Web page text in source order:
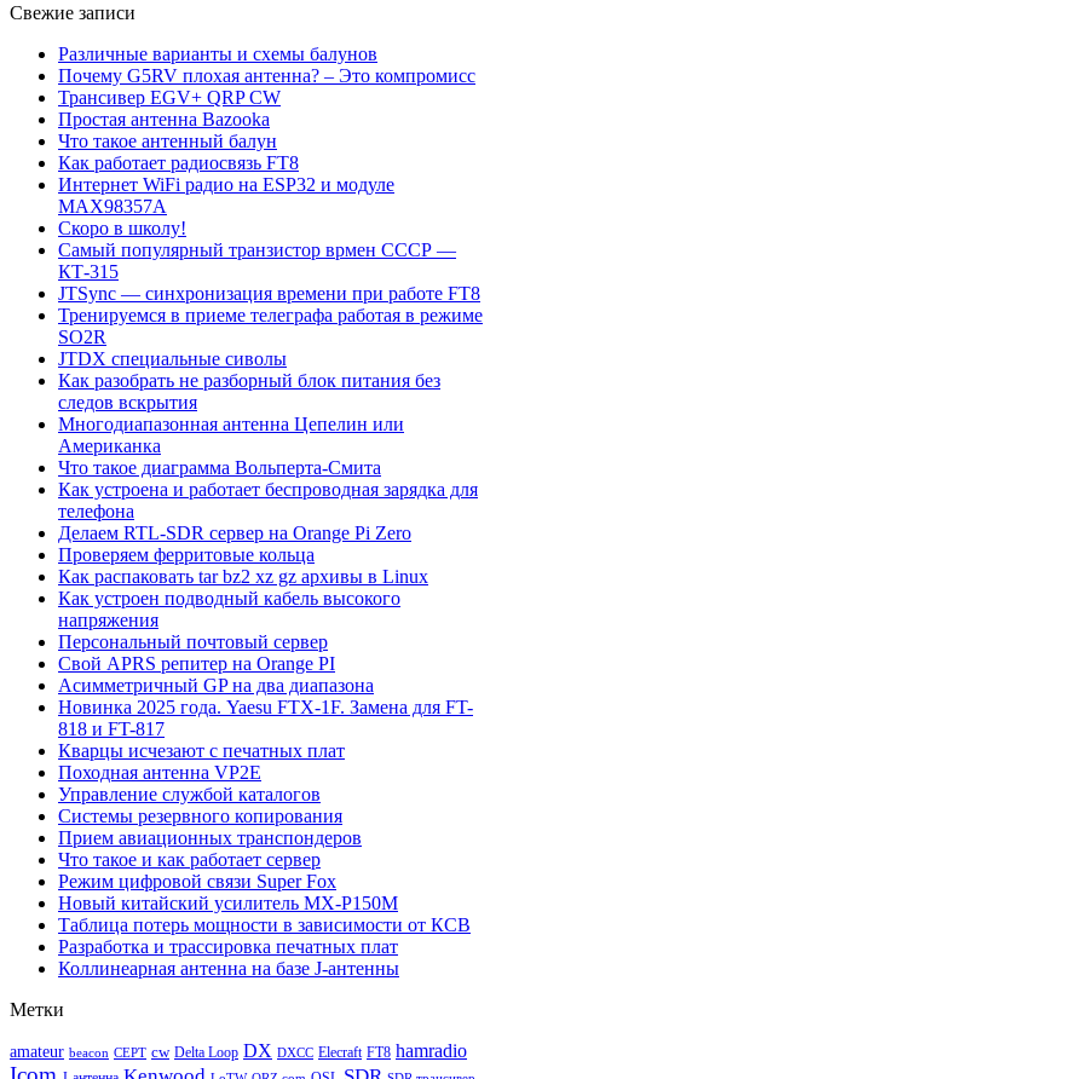
Свежие записи
Различные варианты и схемы балунов
Почему G5RV плохая антенна? – Это компромисс
Трансивер EGV+ QRP CW
Простая антенна Bazooka
Что такое антенный балун
Как работает радиосвязь FT8
Интернет WiFi радио на ESP32 и модуле
MAX98357A
Скоро в школу!
Самый популярный транзистор врмен СССР —
КТ-315
JTSync — синхронизация времени при работе FT8
Тренируемся в приеме телеграфа работая в режиме
SO2R
JTDX специальные сиволы
Как разобрать не разборный блок питания без
следов вскрытия
Многодиапазонная антенна Цепелин или
Американка
Что такое диаграмма Вольперта-Смита
Как устроена и работает беспроводная зарядка для
телефона
Делаем RTL-SDR сервер на Orange Pi Zero
Проверяем ферритовые кольца
Как распаковать tar bz2 xz gz архивы в Linux
Как устроен подводный кабель высокого
напряжения
Персональный почтовый сервер
Свой APRS репитер на Orange PI
Асимметричный GP на два диапазона
Новинка 2025 года. Yaesu FTX-1F. Замена для FT-
818 и FT-817
Кварцы исчезают с печатных плат
Походная антенна VP2E
Управление службой каталогов
Системы резервного копирования
Прием авиационных транспондеров
Что такое и как работает сервер
Режим цифровой связи Super Fox
Новый китайский усилитель MX-P150M
Таблица потерь мощности в зависимости от КСВ
Разработка и трассировка печатных плат
Коллинеарная антенна на базе J-антенны
Метки
amateur beacon CEPT cw Delta Loop DX DXCC Elecraft FT8 hamradio